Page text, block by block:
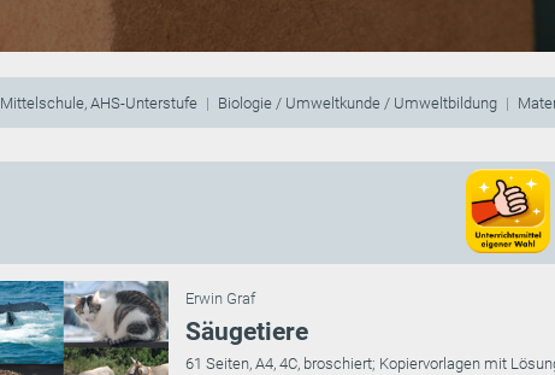
Mittelschule, AHS-Unterstufe Biologie / Umweltkunde / Umweltbildung
Erwin Graf
Säugetiere
61 Seiten, A4, 4C, broschiert; Kopiervorlagen mit